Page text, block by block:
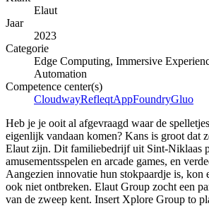
Elaut
Jaar
2023
Categorie
Edge Computing, Immersive
Automation
Competence center(s)
CloudwayRefleqtAppFoundryGluo
Heb je je ooit al afgevraagd waar de
eigenlijk vandaan komen? Kans is groot dat
Elaut zijn. Dit familiebedrijf uit Sint-Niklaas
amusementsspelen en arcade games, en
Aangezien innovatie hun stokpaardje is, kon
ook niet ontbreken. Elaut Group zocht een
van de zweep kent. Insert Xplore Group to